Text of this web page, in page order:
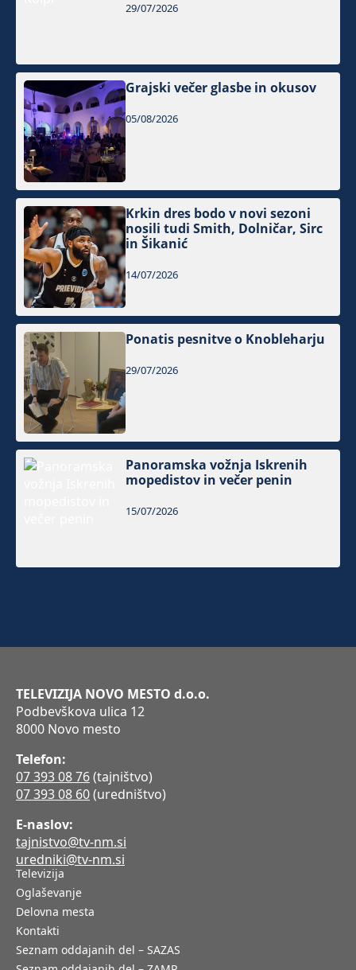
29/07/2026
Grajski večer glasbe in okusov
05/08/2026
Krkin dres bodo v novi sezoni
nosili tudi Smith, Dolničar, Sirc
in Šikanić
14/07/2026
Ponatis pesnitve o Knobleharju
29/07/2026
Panoramska vožnja Iskrenih
mopedistov in večer penin
15/07/2026
TELEVIZIJA NOVO MESTO d.o.o.
Podbevškova ulica 12
8000 Novo mesto
Telefon:
07 393 08 76(tajništvo)
07 393 08 60(uredništvo)
E-naslov:
tajnistvo@tv-nm.si
uredniki@tv-nm.si
Televizija
Oglaševanje
Delovna mesta
Kontakti
Seznam oddajanih del – SAZAS